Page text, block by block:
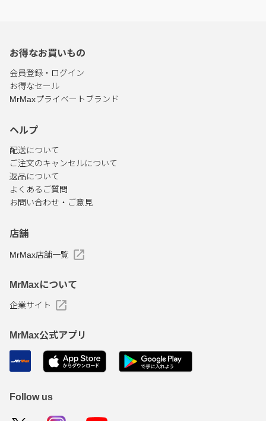
お得なお買いもの
会員登録・ログイン
お得なセール
MrMaxプライベートブランド
ヘルプ
配送について
ご注文のキャンセルについて
返品について
よくあるご質問
お問い合わせ・ご意見
店舗
MrMax店舗一覧
MrMaxについて
企業サイト
MrMax公式アプリ
Follow us